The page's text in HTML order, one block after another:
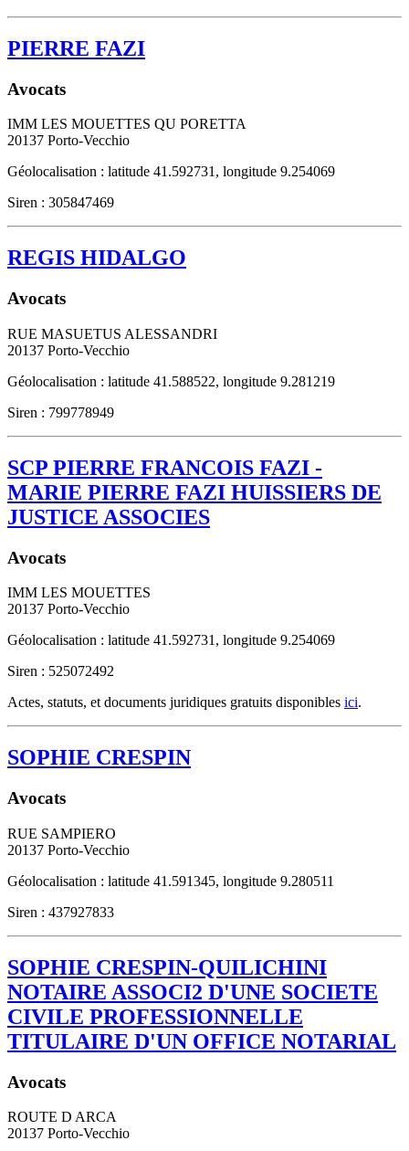
PIERRE FAZI
Avocats
IMM LES MOUETTES QU PORETTA
20137 Porto-Vecchio
Géolocalisation : latitude 41.592731, longitude 9.254069
Siren : 305847469
REGIS HIDALGO
Avocats
RUE MASUETUS ALESSANDRI
20137 Porto-Vecchio
Géolocalisation : latitude 41.588522, longitude 9.281219
Siren : 799778949
SCP PIERRE FRANCOIS FAZI -
MARIE PIERRE FAZI HUISSIERS DE
JUSTICE ASSOCIES
Avocats
IMM LES MOUETTES
20137 Porto-Vecchio
Géolocalisation : latitude 41.592731, longitude 9.254069
Siren : 525072492
Actes, statuts, et documents juridiques gratuits disponibles ici.
SOPHIE CRESPIN
Avocats
RUE SAMPIERO
20137 Porto-Vecchio
Géolocalisation : latitude 41.591345, longitude 9.280511
Siren : 437927833
SOPHIE CRESPIN-QUILICHINI
NOTAIRE ASSOCI2 D'UNE SOCIETE
CIVILE PROFESSIONNELLE
TITULAIRE D'UN OFFICE NOTARIAL
Avocats
ROUTE D ARCA
20137 Porto-Vecchio